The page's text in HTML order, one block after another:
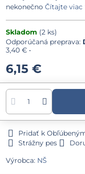
nekonečno Čítajte viac
Skladom (2 ks)
3,40 € •
6,15 €
Pridať k
Strážny pes
Výrobca: NŠ